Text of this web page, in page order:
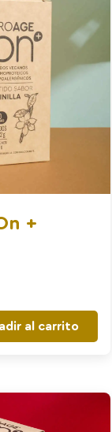
+
al carrito